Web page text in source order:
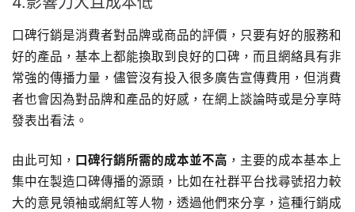
口碑行銷是消費者對品牌或商品的評價，只要有好的服務和
好的產品，基本上都能換取到良好的口碑，而且網絡具有非
常強的傳播力量，儘管沒有投入很多廣告宣傳費用，但消費
者也會因為對品牌和產品的好感，在網上談論時或是分享時
發表出看法。
由此可知， 口碑行銷所需的成本並不高 ，主要的成本基本上
集中在製造口碑傳播的源頭，比如在社群平台找尋號招力較
大的意見領袖或網紅等人物，透過他們來分享，這種行銷成